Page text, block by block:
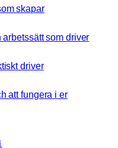
skapar
som driver
driver
att fungera i er